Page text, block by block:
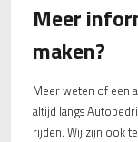
Meer
maken?
Meer weten of een
altijd langs
rijden. Wij zijn ook